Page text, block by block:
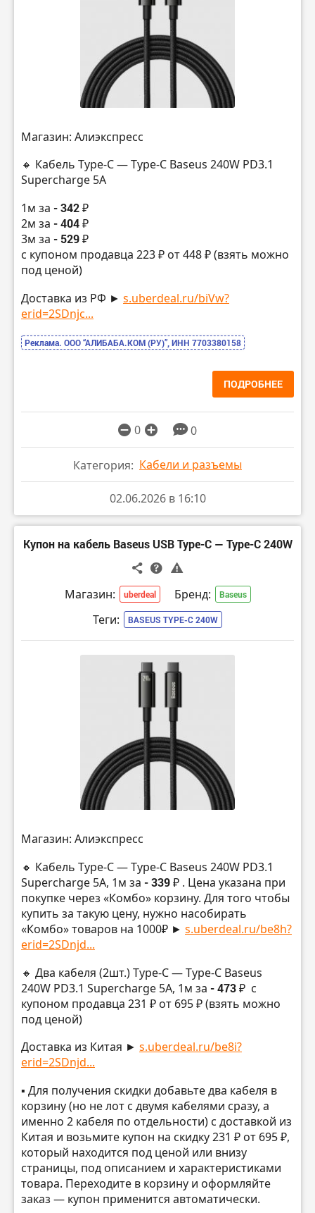
Магазин: Алиэкспресс
🔸 Кабель Type-C — Type-C Baseus 240W PD3.1
Supercharge 5A
1м за - 342 ₽
2м за - 404 ₽
3м за - 529 ₽
с купоном продавца 223 ₽ от 448 ₽ (взять можно
под ценой)
Доставка из РФ ► s.uberdeal.ru/biVw?
erid=2SDnjc...
Реклама. ООО “АЛИБАБА.КОМ (РУ)”, ИНН 7703380158
ПОДРОБНЕЕ
0 0
Категория: Кабели и разъемы
02.06.2026 в 16:10
Купон на кабель Baseus USB Type-C — Type-C 240W
Магазин: uberdeal Бренд: Baseus
Теги: BASEUS TYPE-C 240W
Магазин: Алиэкспресс
🔸 Кабель Type-C — Type-C Baseus 240W PD3.1
Supercharge 5A, 1м за - 339 ₽ . Цена указана при
покупке через «Комбо» корзину. Для того чтобы
купить за такую цену, нужно насобирать
«Комбо» товаров на 1000₽ ► s.uberdeal.ru/be8h?
erid=2SDnjd...
🔸 Два кабеля (2шт.) Type-C — Type-C Baseus
240W PD3.1 Supercharge 5A, 1м за - 473 ₽ с
купоном продавца 231 ₽ от 695 ₽ (взять можно
под ценой)
Доставка из Китая ► s.uberdeal.ru/be8i?
erid=2SDnjd...
▪️ Для получения скидки добавьте два кабеля в
корзину (но не лот с двумя кабелями сразу, а
именно 2 кабеля по отдельности) с доставкой из
Китая и возьмите купон на скидку 231 ₽ от 695 ₽,
который находится под ценой или внизу
страницы, под описанием и характеристиками
товара. Переходите в корзину и оформляйте
заказ — купон применится автоматически.